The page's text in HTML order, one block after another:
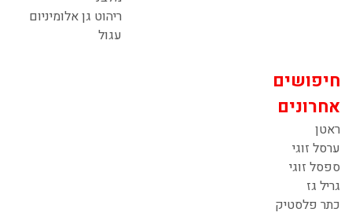
ריהוט גן אלומיניום
עגול
חיפושים
אחרונים
ראטן
ערסל זוגי
ספסל זוגי
גריל גז
כתר פלסטיק